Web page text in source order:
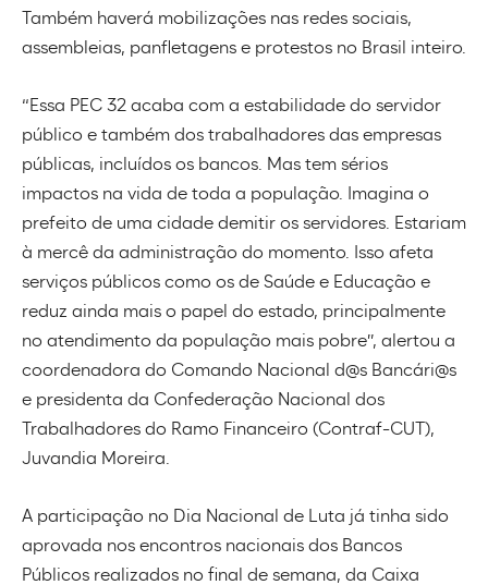
Também haverá mobilizações nas redes sociais,
assembleias, panfletagens e protestos no Brasil inteiro.
“Essa PEC 32 acaba com a estabilidade do servidor
público e também dos trabalhadores das empresas
públicas, incluídos os bancos. Mas tem sérios
impactos na vida de toda a população. Imagina o
prefeito de uma cidade demitir os servidores. Estariam
à mercê da administração do momento. Isso afeta
serviços públicos como os de Saúde e Educação e
reduz ainda mais o papel do estado, principalmente
no atendimento da população mais pobre”, alertou a
coordenadora do Comando Nacional d@s Bancári@s
e presidenta da Confederação Nacional dos
Trabalhadores do Ramo Financeiro (Contraf-CUT),
Juvandia Moreira.
A participação no Dia Nacional de Luta já tinha sido
aprovada nos encontros nacionais dos Bancos
Públicos realizados no final de semana, da Caixa